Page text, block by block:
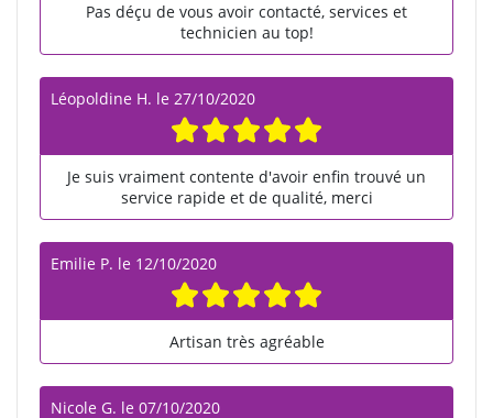
Pas déçu de vous avoir contacté, services et
technicien au top!
Léopoldine H. le 27/10/2020
Je suis vraiment contente d'avoir enfin trouvé un
service rapide et de qualité, merci
Emilie P. le 12/10/2020
Artisan très agréable
Nicole G. le 07/10/2020